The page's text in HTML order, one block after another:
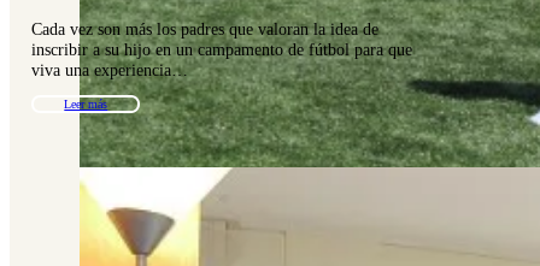
Cada vez son más los padres que valoran la idea de
inscribir a su hijo en un campamento de fútbol para que
viva una experiencia…
Leer más